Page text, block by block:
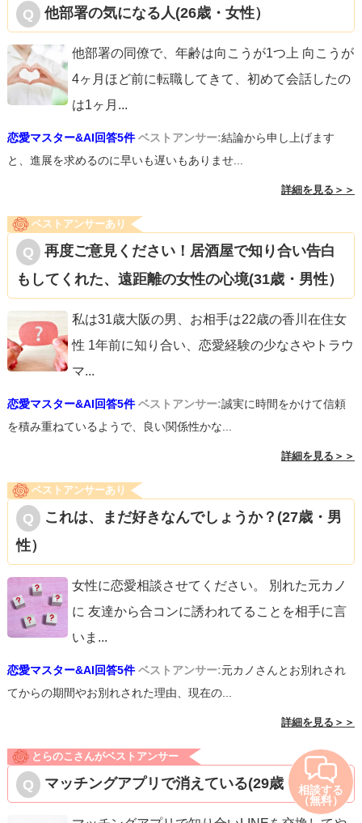
他部署の気になる人(26歳・女性）
他部署の同僚で、年齢は向こうが1つ上 向こうが
4ヶ月ほど前に転職してきて、初めて会話したの
は1ヶ月 ...
恋愛マスター&AI回答5件 ベストアンサー:結論から申し上げます
と、進展を求めるのに早いも遅いもありませ...
詳細を見る＞＞
ベストアンサーあり
再度ご意見ください！居酒屋で知り合い告白
もしてくれた、遠距離の女性の心境(31歳・男性）
私は31歳大阪の男、お相手は22歳の香川在住女
性 1年前に知り合い、恋愛経験の少なさやトラウ
マ...
恋愛マスター&AI回答5件 ベストアンサー:誠実に時間をかけて信頼
を積み重ねているようで、良い関係性かな...
詳細を見る＞＞
ベストアンサーあり
これは、まだ好きなんでしょうか？(27歳・男
性）
女性に恋愛相談させてください。 別れた元カノ
に 友達から合コンに誘われてることを相手に言
いま ...
恋愛マスター&AI回答5件 ベストアンサー:元カノさんとお別れされ
てからの期間やお別れされた理由、現在の...
詳細を見る＞＞
とらのこさんがベストアンサー
マッチングアプリで消えている(29歳・男性）
相談する
（無料）